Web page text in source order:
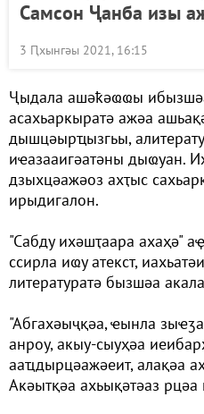
Самсон Ҷанба изы
3 Ԥхынгәы 2021, 16:15
Ҷыдала ашәҟәҩҩы
асахьаркыратә ажәа
дышцәырҵызгьы,
иҽазааигәатәны дыҩуан.
дзыхцәажәоз ахҭыс
ирыдигалон.
"Сабду ихәшҭаара ахаҳә"
ссирла иҩу атекст,
литературатә бызшәа
"Абгахәыҷқәа, ҽынла
анроу, акыу-сыуҳәа
ааҵдырцәажәеит, алақәа
Акәытқәа ахьықәтәаз рцәа